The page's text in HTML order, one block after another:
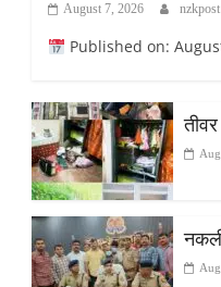
August 7, 2026 nzkpost
Published on: August